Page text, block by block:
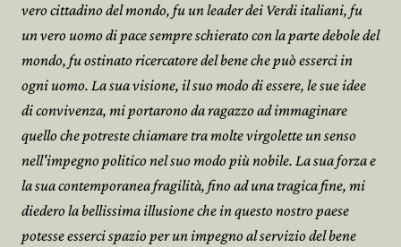
Partecipa
vero cittadino del mondo, fu un leader dei Verdi italiani, fu
un vero uomo di pace sempre schierato con la parte debole del
mondo, fu ostinato ricercatore del bene che può esserci in
ogni uomo. La sua visione, il suo modo di essere, le sue idee
di convivenza, mi portarono da ragazzo ad immaginare
quello che potreste chiamare tra molte virgolette un senso
nell'impegno politico nel suo modo più nobile. La sua forza e
la sua contemporanea fragilità, fino ad una tragica fine, mi
diedero la bellissima illusione che in questo nostro paese
potesse esserci spazio per un impegno al servizio del bene